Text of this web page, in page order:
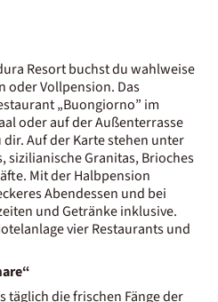
Resort buchst du wahlweise
oder Vollpension. Das
„Buongiorno” im
oder auf der Außenterrasse
Auf der Karte stehen unter
sizilianische Granitas, Brioches
Mit der Halbpension
Abendessen und bei
und Getränke inklusive.
vier Restaurants und
täglich die frischen Fänge der